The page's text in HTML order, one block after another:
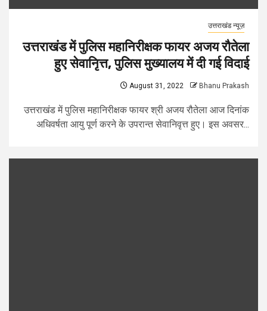
उत्तराखंड न्यूज़
उत्तराखंड में पुलिस महानिरीक्षक फायर अजय रौतेला
हुए सेवानिृत्त, पुलिस मुख्यालय में दी गई विदाई
August 31, 2022 Bhanu Prakash
उत्तराखंड में पुलिस महानिरीक्षक फायर श्री अजय रौतेला आज दिनांक
अधिवर्षता आयु पूर्ण करने के उपरान्त सेवानिवृत्त हुए। इस अवसर...